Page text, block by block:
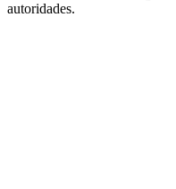
autoridades.